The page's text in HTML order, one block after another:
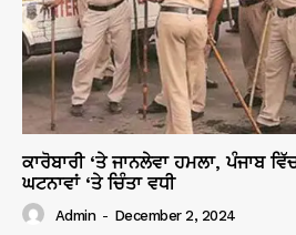
ਕਾਰੋਬਾਰੀ ‘ਤੇ ਜਾਨਲੇਵਾ ਹਮਲਾ, ਪੰਜਾਬ
ਘਟਨਾਵਾਂ ‘ਤੇ ਚਿੰਤਾ ਵਧੀ
Admin - December 2, 2024